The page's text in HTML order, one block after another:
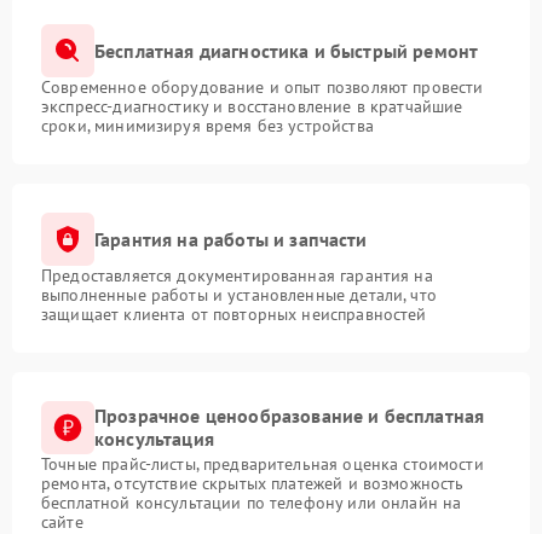
Бесплатная диагностика и быстрый ремонт
Современное оборудование и опыт позволяют провести
экспресс-диагностику и восстановление в кратчайшие
сроки, минимизируя время без устройства
Гарантия на работы и запчасти
Предоставляется документированная гарантия на
выполненные работы и установленные детали, что
защищает клиента от повторных неисправностей
Прозрачное ценообразование и бесплатная
консультация
Точные прайс-листы, предварительная оценка стоимости
ремонта, отсутствие скрытых платежей и возможность
бесплатной консультации по телефону или онлайн на
сайте